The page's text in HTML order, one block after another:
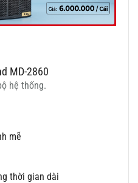
MD-2860
hệ thống.
mẽ
thời gian dài